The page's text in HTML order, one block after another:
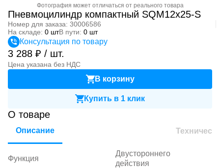
Фотография может отличаться от реального товара
Пневмоцилиндр компактный SQM12x25-S
Номер для заказа: 30006586
На складе: 0 штВ пути: 0 шт
Консультация по товару
3 288 ₽ / шт.
Цена указана без НДС
В корзину
Купить в 1 клик
О товаре
Описание
Функция
Двустороннего
действия